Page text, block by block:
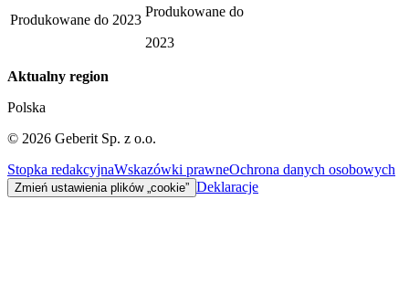
Produkowane do 2023
Produkowane do
2023
Aktualny region
Polska
© 2026 Geberit Sp. z o.o.
Stopka redakcyjnaWskazówki prawneOchrona danych osobowych
Zmień ustawienia plików „cookie” Deklaracje